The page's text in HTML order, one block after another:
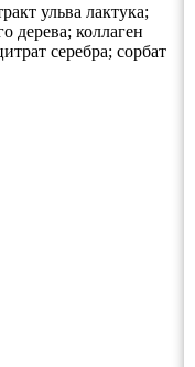
ульва лактука;
дерева; коллаген
серебра; сорбат